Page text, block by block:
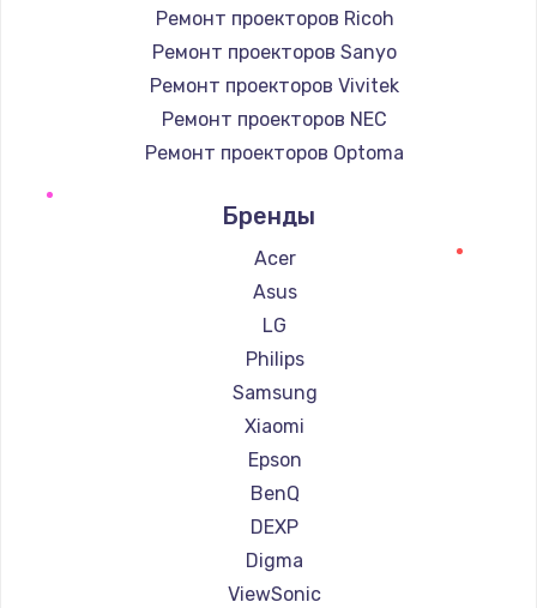
Ремонт проекторов Ricoh
Ремонт проекторов Sanyo
Ремонт проекторов Vivitek
Ремонт проекторов NEC
Ремонт проекторов Optoma
Ремонт проекторов Infocus
Ремонт проекторов Barco
Ремонт проекторов Xgimi
Ремонт проекторов Canon
Ремонт проекторов JVC
Ремонт проекторов Casio
Ремонт проекторов Hiper
Ремонт проекторов HITACHI
Ремонт проекторов Panasonic
Ремонт проекторов Hisense
Бренды
Acer
Asus
LG
Philips
Samsung
Xiaomi
Epson
BenQ
DEXP
Digma
ViewSonic